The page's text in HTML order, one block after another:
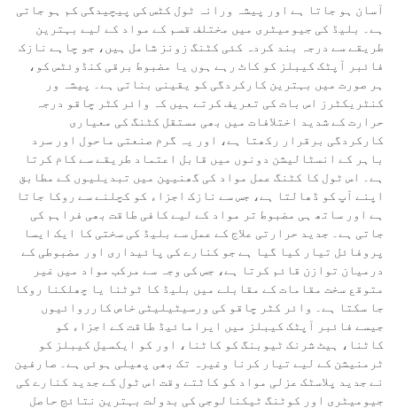
آسان ہو جاتا ہے اور پیشہ ورانہ ٹول کٹس کی پیچیدگی کم ہو جاتی
ہے۔ بلیڈ کی جیومیٹری میں مختلف قسم کے مواد کے لیے بہترین
طریقے سے درجہ بند کردہ کئی کٹنگ زونز شامل ہیں، جو چاہے نازک
فائبر آپٹک کیبلز کو کاٹ رہے ہوں یا مضبوط برقی کنڈوئٹس کو،
ہر صورت میں بہترین کارکردگی کو یقینی بناتی ہے۔ پیشہ ور
کنٹریکٹرز اس بات کی تعریف کرتے ہیں کہ وائر کٹر چاقو درجہ
حرارت کے شدید اختلافات میں بھی مستقل کٹنگ کی معیاری
کارکردگی برقرار رکھتا ہے، اور یہ گرم صنعتی ماحول اور سرد
باہر کے انسٹالیشن دونوں میں قابل اعتماد طریقے سے کام کرتا
ہے۔ اس ٹول کا کٹنگ عمل مواد کی گھنیپن میں تبدیلیوں کے مطابق
اپنے آپ کو ڈھالتا ہے، جس سے نازک اجزاء کو کچلنے سے روکا جاتا
ہے اور ساتھ ہی مضبوط تر مواد کے لیے کافی طاقت بھی فراہم کی
جاتی ہے۔ جدید حرارتی علاج کے عمل سے بلیڈ کی سختی کا ایک ایسا
پروفائل تیار کیا گیا ہے جو کنارے کی پائیداری اور مضبوطی کے
درمیان توازن قائم کرتا ہے، جس کی وجہ سے مرکب مواد میں غیر
متوقع سخت مقامات کے مقابلے میں بلیڈ کا ٹوٹنا یا چھلکنا روکا
جا سکتا ہے۔ وائر کٹر چاقو کی ورسیٹیلیٹی خاص کارروائیوں
جیسے فائبر آپٹک کیبلز میں ایرامائیڈ طاقت کے اجزاء کو
کاٹنا، ہیٹ شرنک ٹیوبنگ کو کاٹنا، اور کو ایکسیل کیبلز کو
ٹرمنیشن کے لیے تیار کرنا وغیرہ تک بھی پھیلی ہوئی ہے۔ صارفین
نے جدید پلاسٹک عزلی مواد کو کاٹتے وقت اس ٹول کے جدید کنارے کی
جیومیٹری اور کوٹنگ ٹیکنالوجی کی بدولت بہترین نتائج حاصل